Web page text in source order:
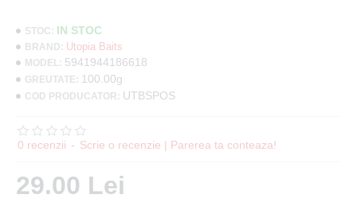
STOC: IN STOC
BRAND: Utopia Baits
MODEL: 5941944186618
GREUTATE: 100.00g
COD PRODUCATOR: UTBSPOS
0 recenzii - Scrie o recenzie | Parerea ta conteaza!
29.00 Lei